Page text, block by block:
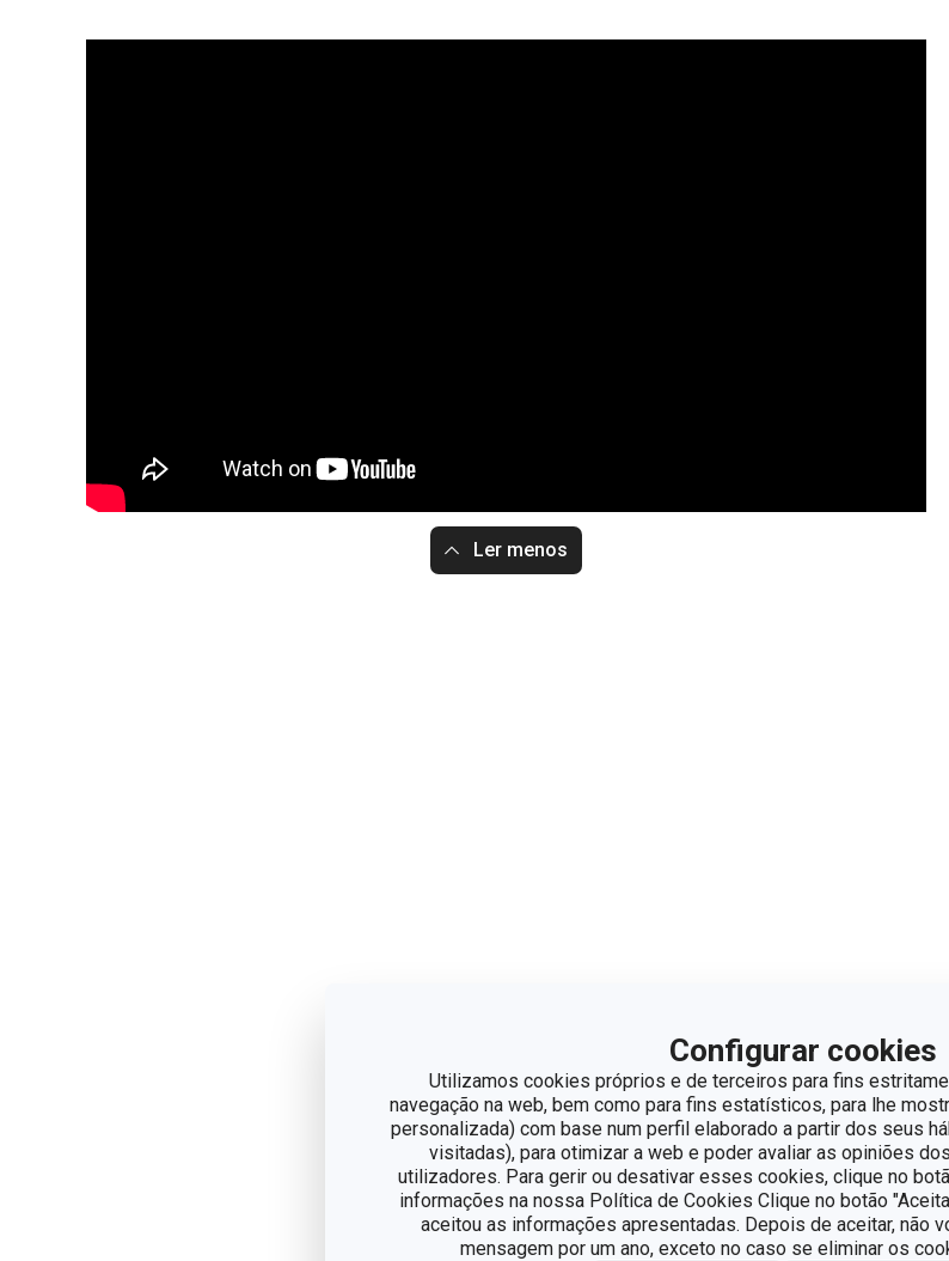
Configurar cookies
Utilizamos cookies próprios e de terceiros para fins
navegação na web, bem como para fins estatísticos, para lhe
personalizada) com base num perfil elaborado a partir dos seus
visitadas), para otimizar a web e poder avaliar as opiniões
utilizadores. Para gerir ou desativar esses cookies, clique no
informações na nossa Política de Cookies Clique no botão
aceitou as informações apresentadas. Depois de aceitar, não
mensagem por um ano, exceto no caso se eliminar os
Ler menos